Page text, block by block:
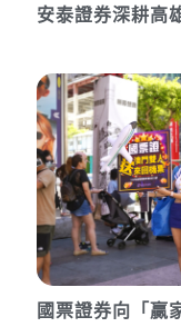
安泰證券深耕高
國票證券向「